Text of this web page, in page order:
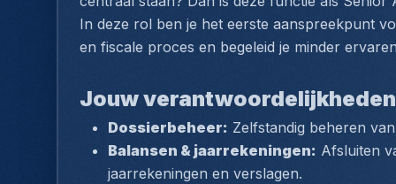
In deze rol ben je het eerste aanspreekpunt
en fiscale proces en begeleid je minder ervaren
Jouw verantwoordelijkheden
Dossierbeheer: Zelfstandig beheren
Balansen & jaarrekeningen: Afsluiten
jaarrekeningen en verslagen.